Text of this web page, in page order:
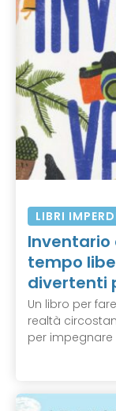
LIBRI
Inventario
tempo
divertenti
Un libro per
realtà
per impegnare